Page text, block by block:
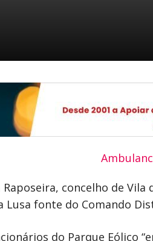
concelho de
fonte do Comando
do Parque Eólico